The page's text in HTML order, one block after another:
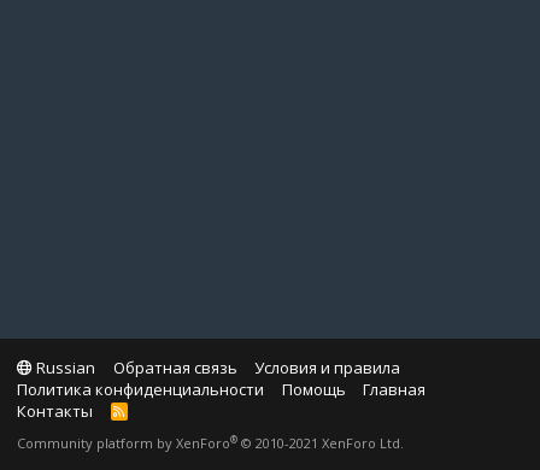
Russian Обратная связь
Условия и правила
Политика конфиденциальности
Помощь
Главная
Контакты
R
S
Community platform by XenForo® © 2010-2021 XenForo Ltd.